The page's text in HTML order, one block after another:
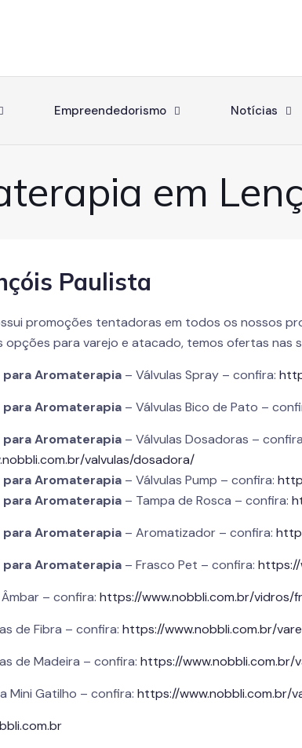
Empreendedorismo Notícias
em
Paulista
promoções tentadoras em todos os nossos
opções para varejo e atacado, temos ofertas nas
Aromaterapia – Válvulas Spray – confira:
Aromaterapia – Válvulas Bico de Pato –
Aromaterapia – Válvulas Dosadoras –
valvulas/dosadora/
Aromaterapia – Válvulas Pump – confira:
Aromaterapia – Tampa de Rosca – confira:
Aromaterapia – Aromatizador – confira:
Aromaterapia – Frasco Pet – confira:
– confira:https://www.nobbli.com.br/
de Fibra – confira:https://www.nobbli.com.br/
de Madeira – confira:https://
Mini Gatilho – confira:https://www.nobbli.com.br/